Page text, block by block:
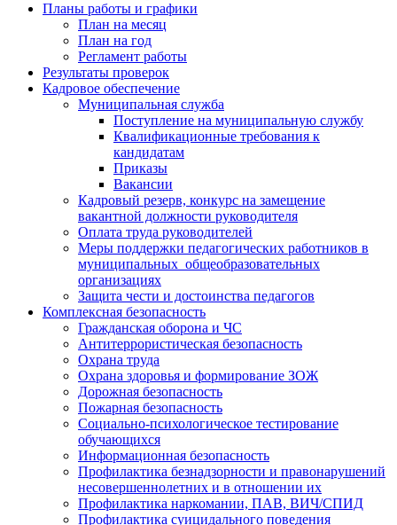
Планы работы и графики
План на месяц
План на год
Регламент работы
Результаты проверок
Кадровое обеспечение
Муниципальная служба
Поступление на муниципальную службу
Квалификационные требования к
кандидатам
Приказы
Вакансии
Кадровый резерв, конкурс на замещение
вакантной должности руководителя
Оплата труда руководителей
Меры поддержки педагогических работников в
муниципальных общеобразовательных
организациях
Защита чести и достоинства педагогов
Комплексная безопасность
Гражданская оборона и ЧС
Антитеррористическая безопасность
Охрана труда
Охрана здоровья и формирование ЗОЖ
Дорожная безопасность
Пожарная безопасность
Социально-психологическое тестирование
обучающихся
Информационная безопасность
Профилактика безнадзорности и правонарушений
несовершеннолетних и в отношении их
Профилактика наркомании, ПАВ, ВИЧ/СПИД
Профилактика суицидального поведения